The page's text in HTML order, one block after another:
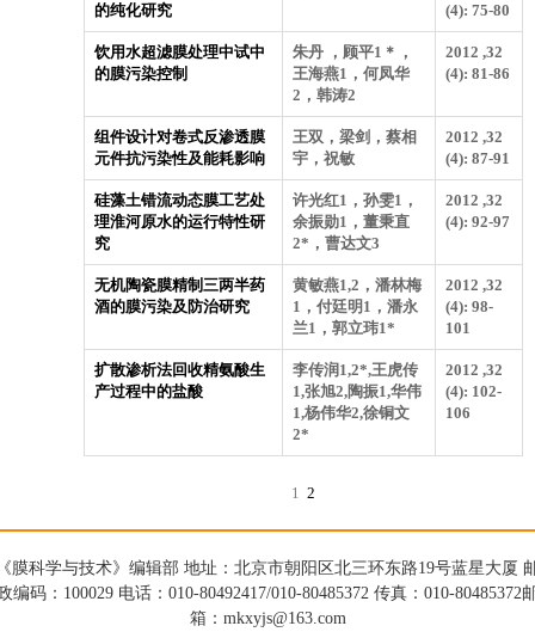
的纯化研究
(4): 75-80
饮用水超滤膜处理中试中
的膜污染控制
朱丹 ，顾平1＊，
王海燕1，何凤华
2，韩涛2
2012 ,32
(4): 81-86
组件设计对卷式反渗透膜
元件抗污染性及能耗影响
王双，梁剑，蔡相
宇，祝敏
2012 ,32
(4): 87-91
硅藻土错流动态膜工艺处
理淮河原水的运行特性研
究
许光红1，孙雯1，
余振勋1，董秉直
2*，曹达文3
2012 ,32
(4): 92-97
无机陶瓷膜精制三两半药
酒的膜污染及防治研究
黄敏燕1,2，潘林梅
1，付廷明1，潘永
兰1，郭立玮1*
2012 ,32
(4): 98-
101
扩散渗析法回收精氨酸生
产过程中的盐酸
李传润1,2*,王虎传
1,张旭2,陶振1,华伟
1,杨伟华2,徐铜文
2*
2012 ,32
(4): 102-
106
1 2
膜科学与技术》编辑部 地址：北京市朝阳区北三环东路19号蓝星大厦
编码：100029 电话：010-80492417/010-80485372 传真：010-80485372
箱：mkxyjs@163.com